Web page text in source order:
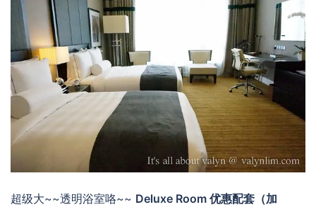
超级大~~透明浴室咯~~ Deluxe Room 优惠配套（加